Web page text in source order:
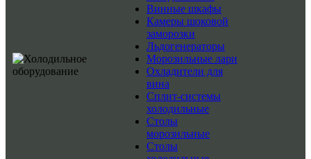
Винные шкафы
Камеры шоковой
заморозки
Льдогенераторы
Морозильные лари
Охладители для
вина
Сплит-системы
холодильные
Столы
морозильные
Столы